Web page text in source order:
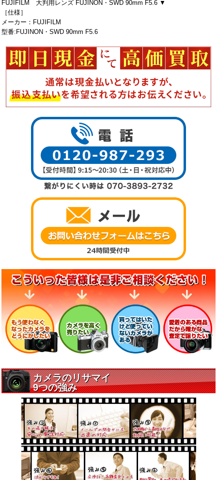
FUJIFILM 大判用レンズ FUJINON・SWD 90mm F5.6 ▼
［仕様］
メーカー：FUJIFILM
型番:FUJINON・SWD 90mm F5.6